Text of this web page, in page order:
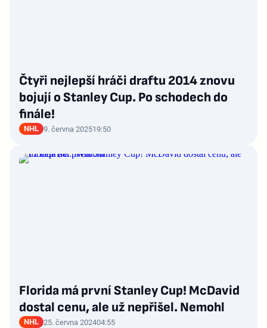
Čtyři nejlepší hráči draftu 2014 znovu
bojují o Stanley Cup. Po schodech do
finále!
NHL 9. června 202519:50
Florida má první Stanley Cup! McDavid
dostal cenu, ale už nepřišel. Nemohl
NHL 25. června 202404:55